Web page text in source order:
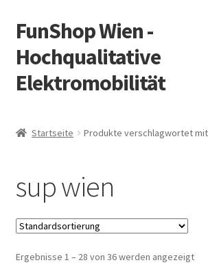
Zur
Navigation
springen
Zum
Inhalt
springen
FunShop Wien -
Hochqualitative
Elektromobilität
Vorsicht Internetbetrug
Über FunShop
Impressum
Startseite Produkte verschlagwortet mit
sup wien
Ergebnisse 1 – 28 von 36 werden angezeigt